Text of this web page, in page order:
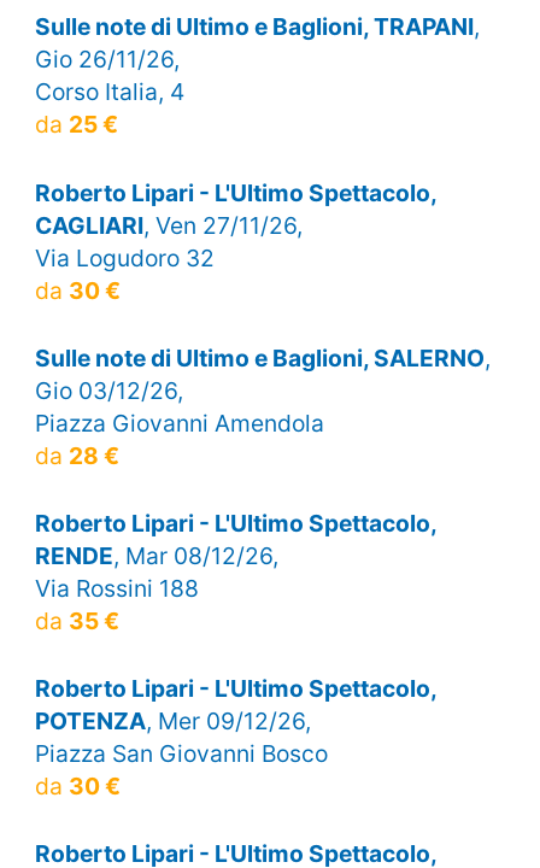
Sulle note di Ultimo e Baglioni, TRAPANI,
Gio 26/11/26,
Corso Italia, 4
da 25 €
Roberto Lipari - L'Ultimo Spettacolo,
CAGLIARI, Ven 27/11/26,
Via Logudoro 32
da 30 €
Sulle note di Ultimo e Baglioni, SALERNO,
Gio 03/12/26,
Piazza Giovanni Amendola
da 28 €
Roberto Lipari - L'Ultimo Spettacolo,
RENDE, Mar 08/12/26,
Via Rossini 188
da 35 €
Roberto Lipari - L'Ultimo Spettacolo,
POTENZA, Mer 09/12/26,
Piazza San Giovanni Bosco
da 30 €
Roberto Lipari - L'Ultimo Spettacolo,